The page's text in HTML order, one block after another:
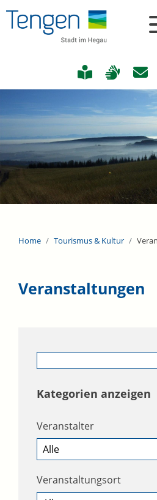
Home Tourismus & Kultur
Veranstaltungen
Kategorien anzeigen
Veranstalter
Veranstaltungsort